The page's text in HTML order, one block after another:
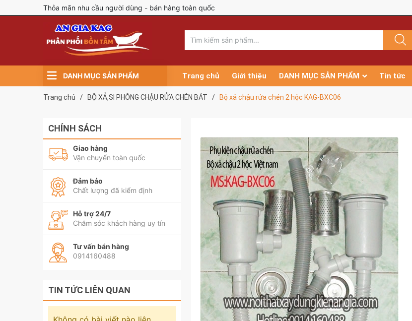
Thỏa mãn nhu cầu người dùng - bán hàng toàn quốc
DANH MỤC SẢN PHẨM Trang chủ Giới thiệu DANH MỤC SẢN PHẨM Tin tức
Trang chủ / BỘ XẢ,SI PHÔNG CHẬU RỬA CHÉN BÁT / Bộ xả chậu rửa chén 2 hộc KAG-BXC06
CHÍNH SÁCH
Giao hàng
Vận chuyển toàn quốc
Đảm bảo
Chất lượng đã kiểm định
Hỗ trợ 24/7
Chăm sóc khách hàng uy tín
Tư vấn bán hàng
0914160488
TIN TỨC LIÊN QUAN